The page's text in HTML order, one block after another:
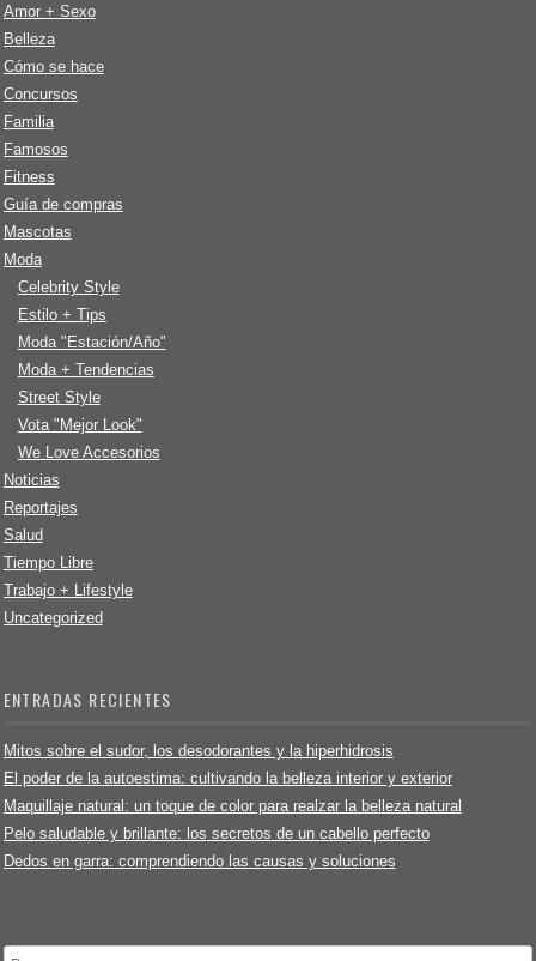
Amor + Sexo
Belleza
Cómo se hace
Concursos
Familia
Famosos
Fitness
Guía de compras
Mascotas
Moda
Celebrity Style
Estilo + Tips
Moda "Estación/Año"
Moda + Tendencias
Street Style
Vota "Mejor Look"
We Love Accesorios
Noticias
Reportajes
Salud
Tiempo Libre
Trabajo + Lifestyle
Uncategorized
ENTRADAS RECIENTES
Mitos sobre el sudor, los desodorantes y la hiperhidrosis
El poder de la autoestima: cultivando la belleza interior y exterior
Maquillaje natural: un toque de color para realzar la belleza natural
Pelo saludable y brillante: los secretos de un cabello perfecto
Dedos en garra: comprendiendo las causas y soluciones
Buscar